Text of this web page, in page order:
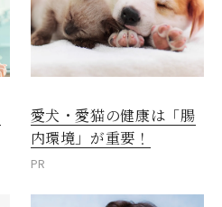
愛犬・愛猫の健康は「腸
内環境」が重要！
PR